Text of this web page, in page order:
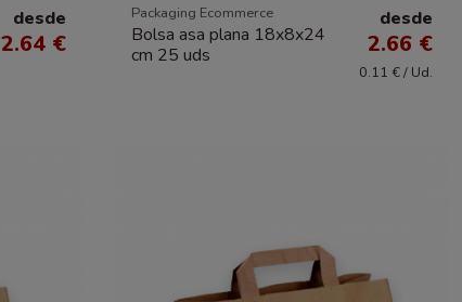
desde
2.64 €
Packaging Ecommerce
Bolsa asa plana 18x8x24
cm 25 uds
desde
2.66 €
0.11 € / Ud.